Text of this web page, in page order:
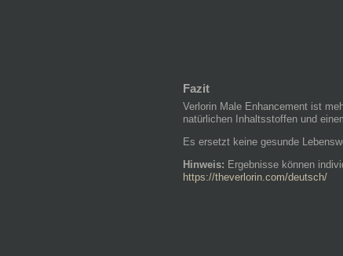
Fazit
Verlorin Male Enhancement ist
natürlichen Inhaltsstoffen und
Es ersetzt keine gesunde
Hinweis: Ergebnisse können
https://theverlorin.com/deutsch/